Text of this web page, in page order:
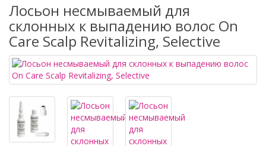
Лосьон несмываемый для
склонных к выпадению волос On
Care Scalp Revitalizing, Selective